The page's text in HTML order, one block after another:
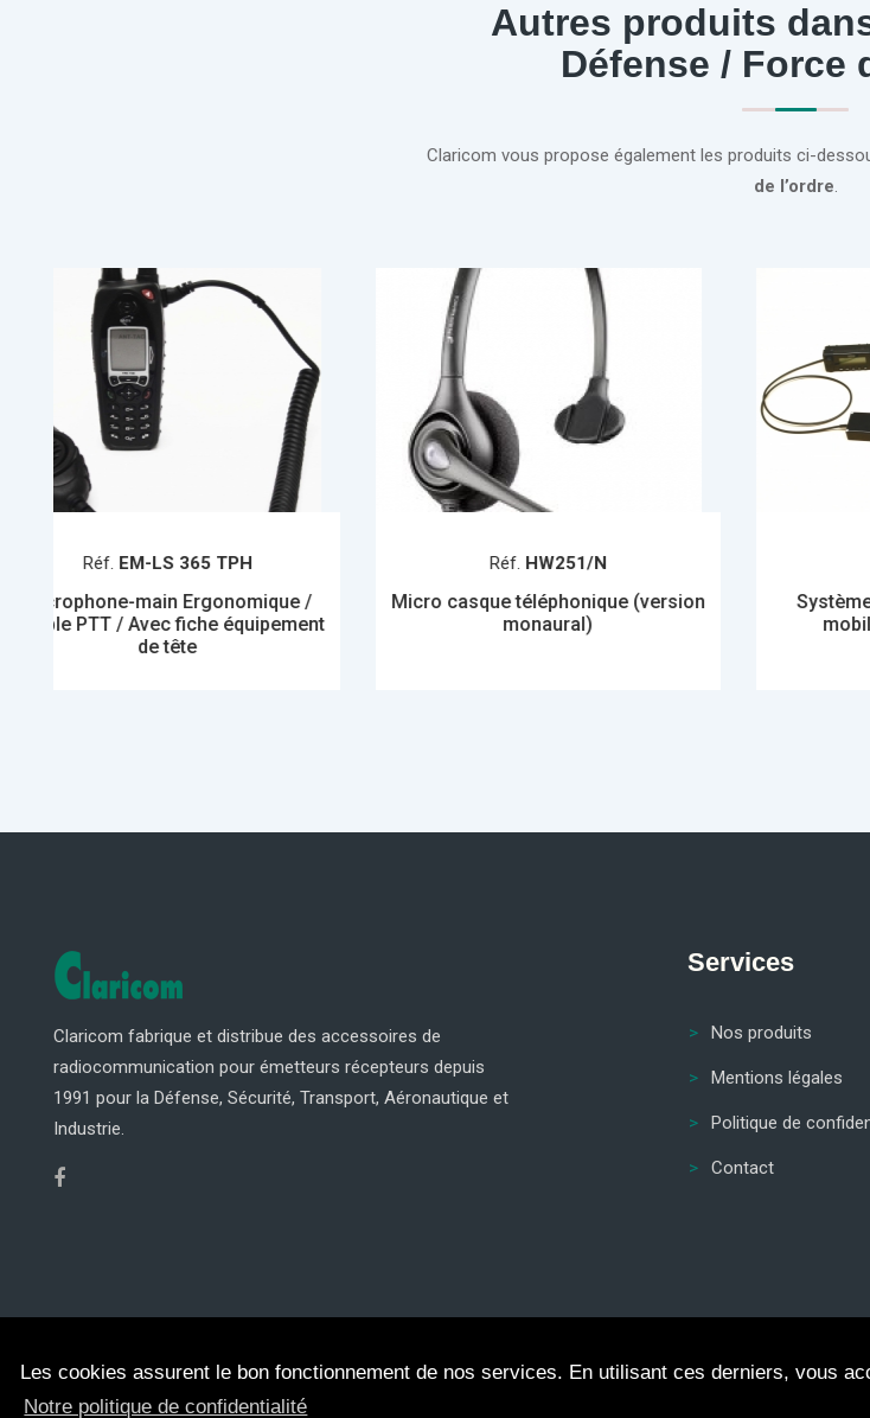
Les cookies assurent le bon fonctionnement de nos services. En utilisant ces derniers, vous
Notre politique de confidentialité
Autres produits
Défense / Force
Claricom vous propose également les produits ci-
de l’ordre.
Réf.
Micro casque téléphonique (version
monaural)
Système discret véhicule pour
mobile ACROPOL. (CCP)
Claricom fabrique et distribue des accessoires de
radiocommunication pour émetteurs récepteurs depuis
1991 pour la Défense, Sécurité, Transport, Aéronautique et
Industrie.
Services
Nos produits
Mentions légales
Politique de
Contact